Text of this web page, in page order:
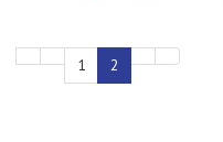
1 2